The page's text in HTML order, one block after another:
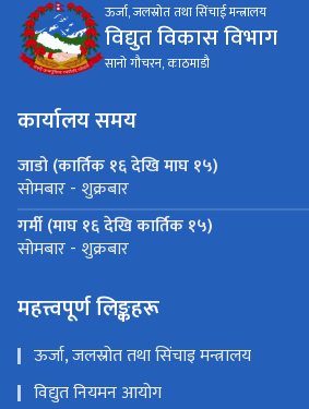
ऊर्जा, जलस्रोत तथा सिंचाई मन्त्रालय
विद्युत विकास विभाग
सानो गौचरन, काठमाडौ
कार्यालय समय
जाडो (कार्तिक १६ देखि माघ १५)
सोमबार - शुक्रबार
गर्मी (माघ १६ देखि कार्तिक १५)
सोमबार - शुक्रबार
महत्त्वपूर्ण लिङ्कहरू
ऊर्जा, जलस्रोत तथा सिंचाइ मन्त्रालय
विद्युत नियमन आयोग